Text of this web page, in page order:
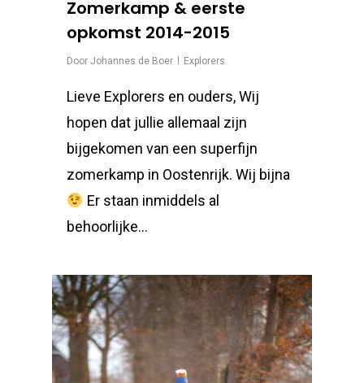
Zomerkamp & eerste
opkomst 2014-2015
Door Johannes de Boer Explorers
Lieve Explorers en ouders, Wij
hopen dat jullie allemaal zijn
bijgekomen van een superfijn
zomerkamp in Oostenrijk. Wij bijna
Er staan inmiddels al
behoorlijke…